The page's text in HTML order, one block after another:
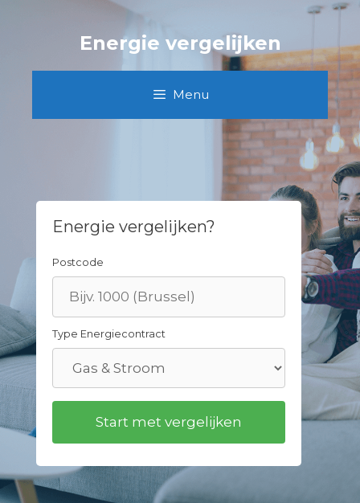
Energie vergelijken
Menu
Energie vergelijken?
Postcode
Type Energiecontract